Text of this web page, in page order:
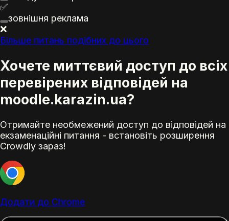
✅
зовнішня реклама
❌
Більше питань подібних до цього
Хочете миттєвий доступ до всіх
перевірених відповідей на
moodle.karazin.ua?
Отримайте необмежений доступ до відповідей на
екзаменаційні питання - встановіть розширення
Crowdly зараз!
Додати до Chrome